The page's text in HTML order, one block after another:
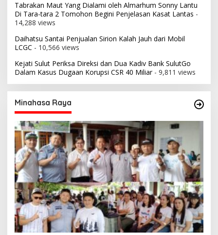
Tabrakan Maut Yang Dialami oleh Almarhum Sonny Lantu
Di Tara-tara 2 Tomohon Begini Penjelasan Kasat Lantas -
14,288 views
Daihatsu Santai Penjualan Sirion Kalah Jauh dari Mobil
LCGC - 10,566 views
Kejati Sulut Periksa Direksi dan Dua Kadiv Bank SulutGo
Dalam Kasus Dugaan Korupsi CSR 40 Miliar- 9,811 views
Minahasa Raya